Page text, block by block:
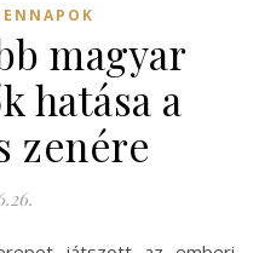
magyar
hatása a
zenére